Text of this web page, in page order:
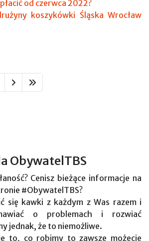
od czerwca 2022?
koszykówki Śląska Wrocław
ObywatelTBS
Cenisz bieżące informacje na
#ObywatelTBS?
się kawki z każdym z Was razem i
o problemach i rozwiać
jednak, że to niemożliwe.
to, co robimy to zawsze możecie